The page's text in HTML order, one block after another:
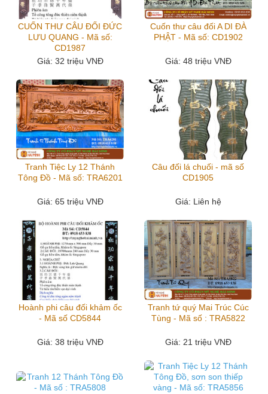
CUỐN THƯ CÂU ĐỐI ĐỨC
LƯU QUANG - Mã số:
CD1987
Giá: 32 triệu VNĐ
Cuốn thư câu đối A DI ĐÀ
PHẬT - Mã số: CD1902
Giá: 48 triệu VNĐ
Tranh Tiệc Ly 12 Thánh
Tông Đồ - Mã số: TRA6201
Giá: 65 triệu VNĐ
Câu đối lá chuối - mã số
CD1905
Giá: Liên hệ
Hoành phi câu đối khảm ốc
- Mã số CD5844
Giá: 38 triệu VNĐ
Tranh tứ quý Mai Trúc Cúc
Tùng - Mã số : TRA5822
Giá: 21 triệu VNĐ